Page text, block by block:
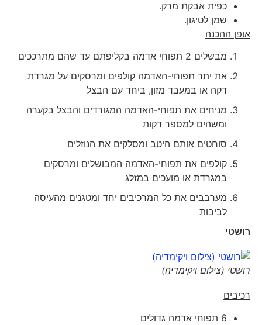
כפית אבקת מרק.
שמן לטיגון.
אופן ההכנה
מבשלים 2 תפוחי אדמה בקליפתם עד שהם מתרככים
את יתר תפוחי-האדמה קולפים ומרסקים על מגרדת
דקה או במעבד מזון, ביחד עם הבצל
מניחים את תפוחי-האדמה המגורדים והבצל בקערה
ומשהים למספר דקות
סוחטים אותם היטב ומסלקים את הנוזלים
קולפים את תפוחי-האדמה המבושלים ומרסקים
במגרדת או מועכים במזלג
מערבבים את כל המרכיבים יחד ומטגנים מהעיסה
לביבות
רושטי
רושטי (צילום ויקימדיה)
רכיבים
6 תפוחי אדמה גדולים